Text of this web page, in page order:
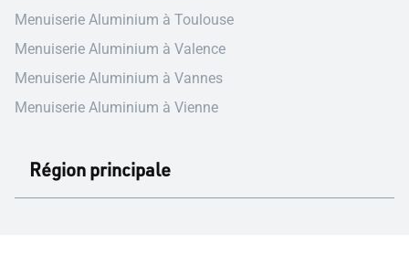
Menuiserie Aluminium à Toulouse
Menuiserie Aluminium à Valence
Menuiserie Aluminium à Vannes
Menuiserie Aluminium à Vienne
Région principale